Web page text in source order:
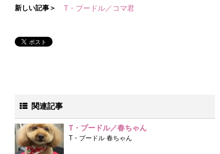
新しい記事＞ T・プードル／コマ君
関連記事
T・プードル／春ちゃん
T・プードル 春ちゃん